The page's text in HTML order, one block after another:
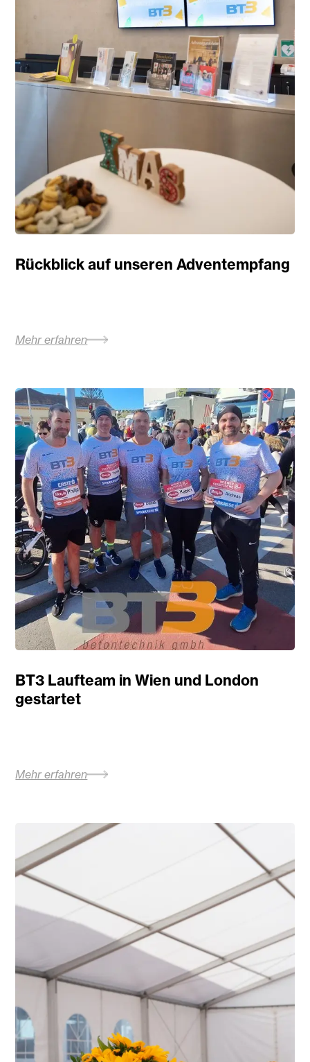
Rückblick auf unseren Adventempfang
Mehr erfahren
BT3 Laufteam in Wien und London
gestartet
Mehr erfahren